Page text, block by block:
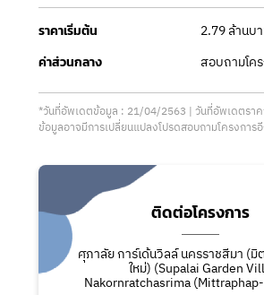
ราคาเริ่มต้น 2.79 ล้านบ
ค่าส่วนกลาง สอบถามโค
*วันที่อัพเดตข้อมูล : 21/04/2563 | วันที่อัพเดตรา
ข้อมูลอาจมีการเปลี่ยนแปลงโปรดสอบถามโครงการ
ติดต่อโครงการ
ศุภาลัย การ์เด้นวิลล์ นครราชสีมา (
ใหม่) (Supalai Garden
Nakornratchasrima (ฺ